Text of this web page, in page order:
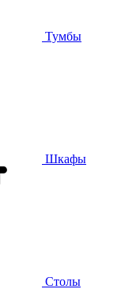
Тумбы
Шкафы
Столы